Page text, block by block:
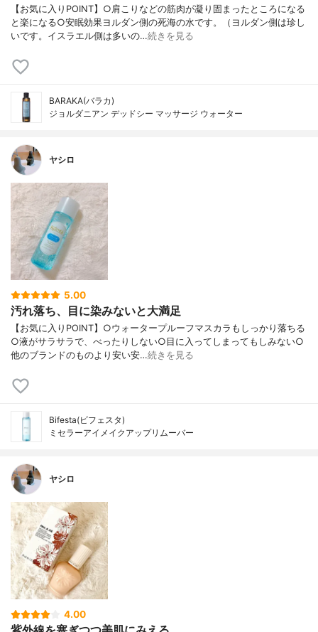
【お気に入りPOINT】○肩こりなどの筋肉が凝り固まったところになる
と楽になる○安眠効果ヨルダン側の死海の水です。（ヨルダン側は珍し
いです。イスラエル側は多いの…続きを見る
BARAKA(バラカ)
ジョルダニアン デッドシー マッサージ ウォーター
ヤシロ
5.00
汚れ落ち、目に染みないと大満足
【お気に入りPOINT】○ウォータープルーフマスカラもしっかり落ちる
○液がサラサラで、べったりしない○目に入ってしまってもしみない○
他のブランドのものより安い安…続きを見る
Bifesta(ビフェスタ)
ミセラーアイメイクアップリムーバー
ヤシロ
4.00